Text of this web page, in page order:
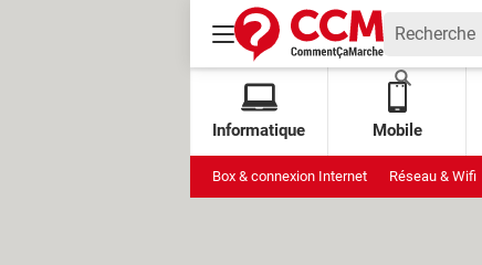
Informatique Mobile
Box & connexion Internet Réseau & Wifi